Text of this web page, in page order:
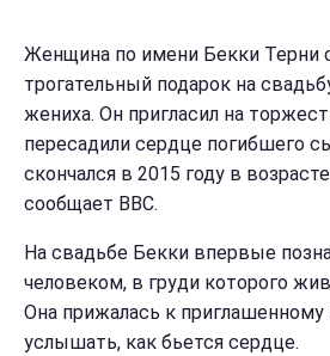
Женщина по имени Бекки Терни
трогательный подарок на
жениха. Он пригласил на
пересадили сердце погибшего
скончался в 2015 году в
сообщает BBC.
На свадьбе Бекки впервые
человеком, в груди которого
Она прижалась к
услышать, как бьется сердце.